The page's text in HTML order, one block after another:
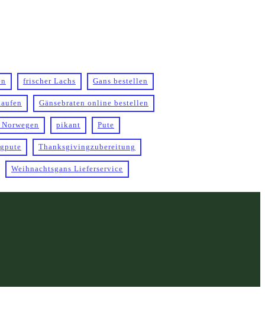
frischer Lachs Gans bestellen
Gänsebraten online bestellen
pikant Pute
Thanksgivingzubereitung
Weihnachtsgans Lieferservice